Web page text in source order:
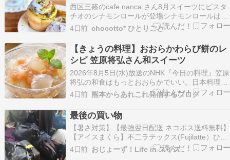
西区三篠のcafe nanca,さん8月スイーツにピスタ
チオのシナモンロールが登場シナモンロールは数
ヶ月2回目！しかもBABBIのピスタチオペースト
使われてるなんて聞くと、行っちゃいますめちゃ
くちゃかわいい！ほんのり温められて、自家製ベ
リーのアイスクリームともすごく合う????…
4日前 chocotto* ひとりごと
【きょうの料理】おおらかわらび餅のレ
シピ 笠原将弘さん和スイーツ
2026年8月5日(水)放送のNHK『今日の料理』笠原
将弘の和食はもっとおおらかでいい。日本料理店
「賛否両論」店主の笠原将弘シェフ直伝、プロが
教える和菓子デザート「おおらかわらびもち」の
作り方を紹介します。 テレビで紹介 […]
4日前 熊本からあれこれ発信するブログ
最後の買い物
【暑さ対策】【最強翌日配送 ネコポス送料無料】
【アイスまくら】不二ラテックス(Fujilatte）ひえ
ぷる やわらかまくら - Nひえぷるやわらかまく
ら。やわらか枕。ソフトなのに寝心地しっかり！
4日前 おじょーず！Life in スイス